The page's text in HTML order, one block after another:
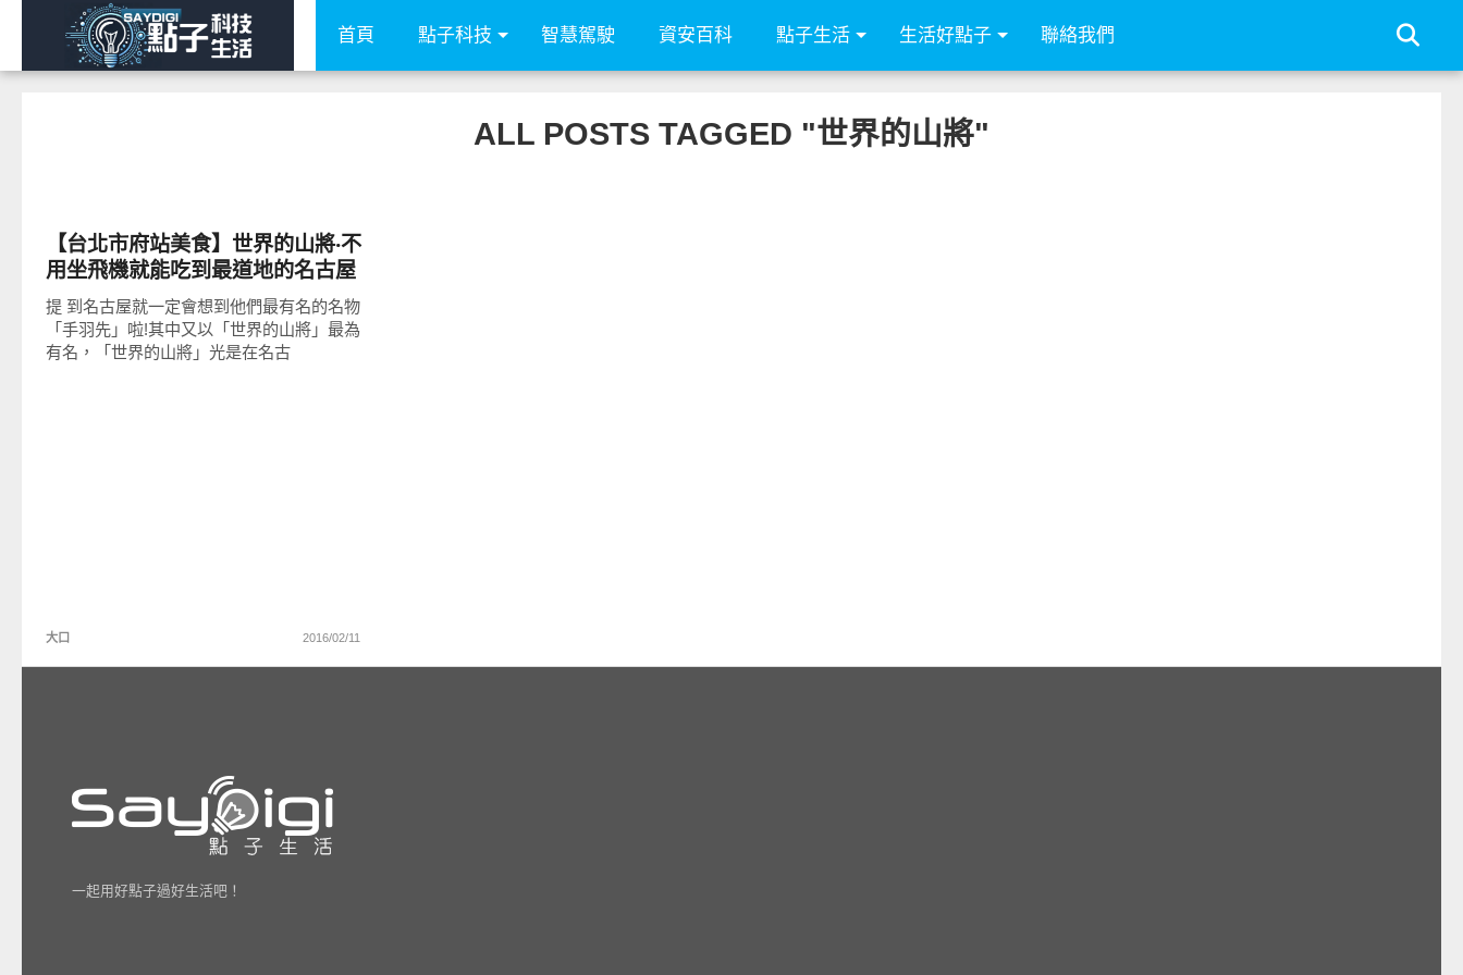
首頁 點子科技 智慧駕駛 資安百科 點子生活 生活好點子 聯絡我們
ALL POSTS TAGGED "世界的山將"
【台北市府站美食】世界的山將‧不
用坐飛機就能吃到最道地的名古屋
夢幻雞翅!
提 到名古屋就一定會想到他們最有名的名物
「手羽先」啦!其中又以「世界的山將」最為
有名，「世界的山將」光是在名古
大口 2016/02/11
一起用好點子過好生活吧！